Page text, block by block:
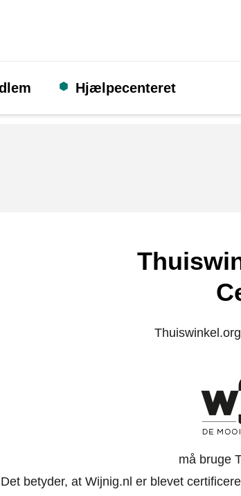
Hjælpecenteret
må bruge
Det betyder, at Wijnig.nl er blevet